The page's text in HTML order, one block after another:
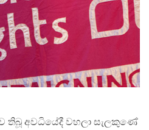
තිබූ අවධියේදී වහලා සැලකුණේ